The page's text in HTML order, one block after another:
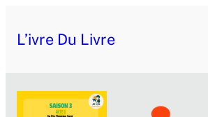
L’ivre Du Livre